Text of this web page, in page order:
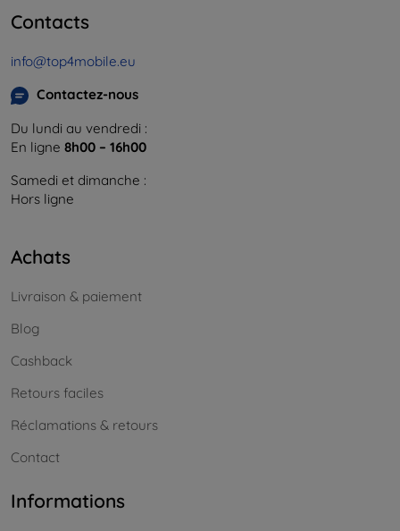
Contacts
info@top4mobile.eu
Contactez-nous
Du lundi au vendredi :
En ligne 8h00 – 16h00
Samedi et dimanche :
Hors ligne
Achats
Livraison & paiement
Blog
Cashback
Retours faciles
Réclamations & retours
Contact
Informations